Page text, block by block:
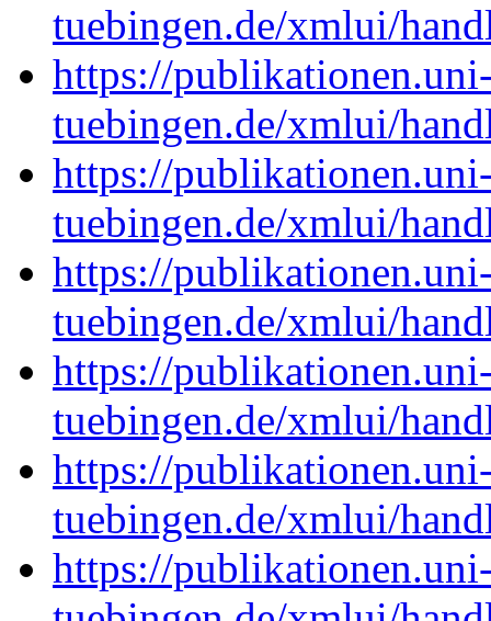
tuebingen.de/xmlui/
https://
tuebingen.de/xmlui/
https://
tuebingen.de/xmlui/
https://
tuebingen.de/xmlui/
https://
tuebingen.de/xmlui/
https://
tuebingen.de/xmlui/
https://